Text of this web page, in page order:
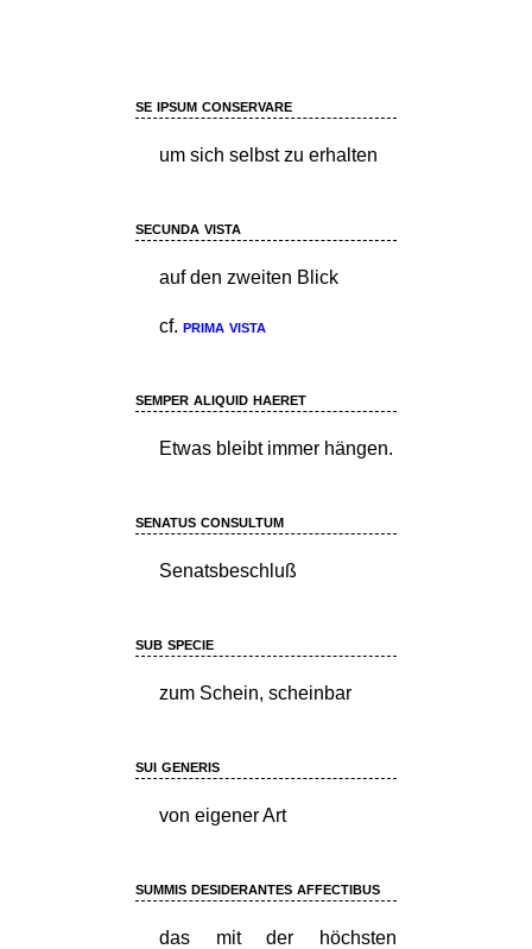
se ipsum conservare
um sich selbst zu erhalten
secunda vista
auf den zweiten Blick
cf. prima vista
semper aliquid haeret
Etwas bleibt immer hängen.
senatus consultum
Senatsbeschluß
sub specie
zum Schein, scheinbar
sui generis
von eigener Art
summis desiderantes affectibus
das mit der höchsten